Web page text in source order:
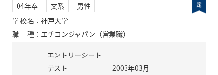
04年卒 文系
男性
学校名 ： 神戸大学
職種 ： エチコンジャパン（営業職）
エントリーシート
テスト
2003年03月